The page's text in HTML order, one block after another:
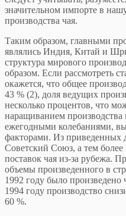
значительном импорте в
производства чая.
Таким образом, главными
являлись Индия, Китай и
структура мирового
образом. Если рассмотреть
окажется, что общее
43 % (2), доля ведущих
несколько процентов, что
наращиванием производства
ежегодными колебаниями,
факторами. Из приведенных
Советский Союз, а тем более
поставок чая из-за рубежа.
объемы произведенного в
1992 году было произведено
1994 году производство
60 %.